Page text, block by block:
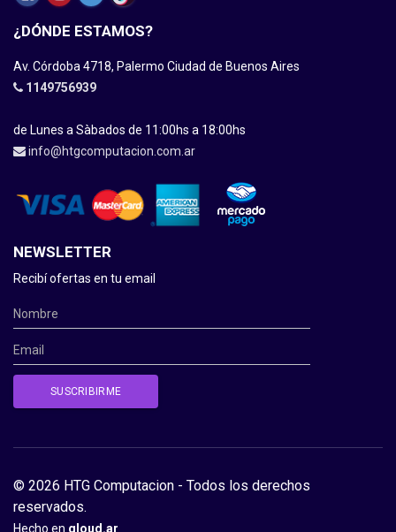
¿DÓNDE ESTAMOS?
Av. Córdoba 4718, Palermo Ciudad de Buenos Aires
1149756939
de Lunes a Sàbados de 11:00hs a 18:00hs
info@htgcomputacion.com.ar
NEWSLETTER
Recibí ofertas en tu email
© 2026 HTG Computacion - Todos los derechos
reservados.
Hecho en qloud.ar